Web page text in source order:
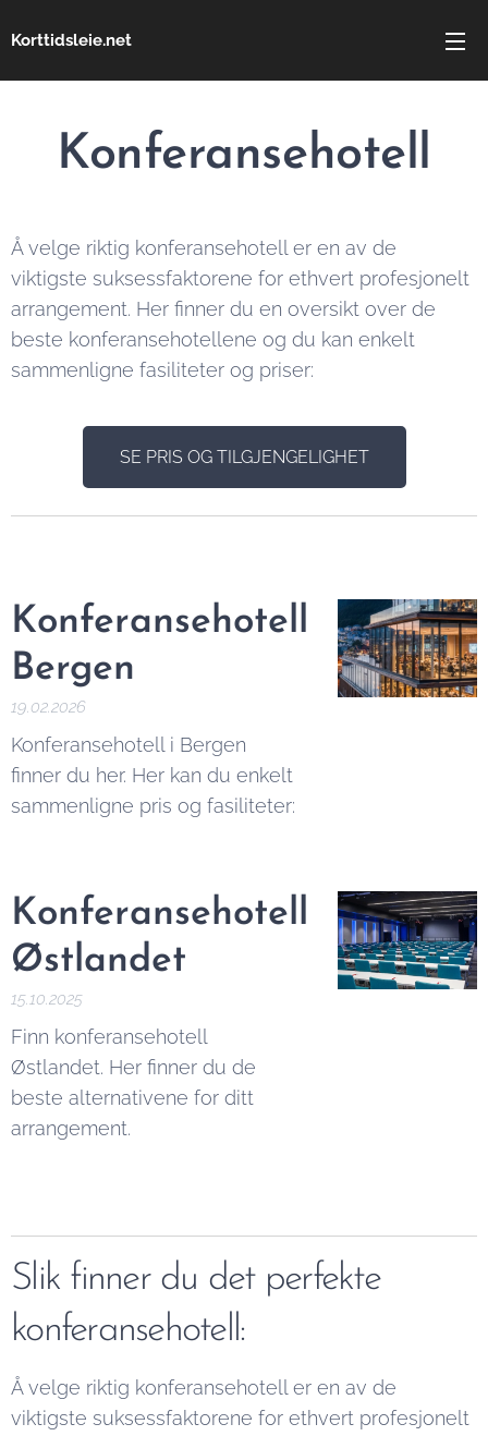
Korttidsleie.net
Konferansehotell
Å velge riktig konferansehotell er en av de
viktigste suksessfaktorene for ethvert profesjonelt
arrangement. Her finner du en oversikt over de
beste konferansehotellene og du kan enkelt
sammenligne fasiliteter og priser:
SE PRIS OG TILGJENGELIGHET
Konferansehotell
Bergen
19.02.2026
Konferansehotell i Bergen
finner du her. Her kan du enkelt
sammenligne pris og fasiliteter:
Konferansehotell
Østlandet
15.10.2025
Finn konferansehotell
Østlandet. Her finner du de
beste alternativene for ditt
arrangement.
Slik finner du det perfekte
konferansehotell:
Å velge riktig konferansehotell er en av de
viktigste suksessfaktorene for ethvert profesjonelt